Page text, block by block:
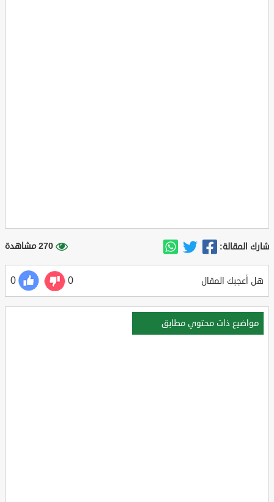
شارك المقالة: 270 مشاهدة
هل أعجبك المقال 0
0
مواضيع ذات محتوي مطابق